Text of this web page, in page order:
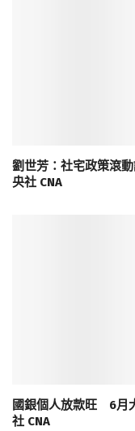
劉世芳：社宅政策滾
央社 CNA
國銀個人放款旺 6月
社 CNA